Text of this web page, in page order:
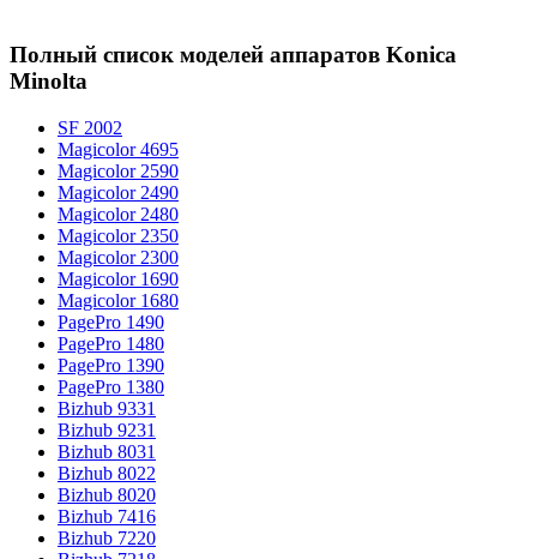
Полный список моделей аппаратов Konica
Minolta
SF 2002
Magicolor 4695
Magicolor 2590
Magicolor 2490
Magicolor 2480
Magicolor 2350
Magicolor 2300
Magicolor 1690
Magicolor 1680
PagePro 1490
PagePro 1480
PagePro 1390
PagePro 1380
Bizhub 9331
Bizhub 9231
Bizhub 8031
Bizhub 8022
Bizhub 8020
Bizhub 7416
Bizhub 7220